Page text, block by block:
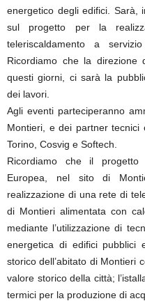
energetico degli edifici. Sarà,
sul progetto per la
teleriscaldamento a
Ricordiamo che la
questi giorni, ci sarà la
dei lavori.
Agli eventi parteciperanno
Montieri, e dei partner tecnici
Torino, Cosvig e Softech.
Ricordiamo che il progetto
Europea, nel sito di
realizzazione di una rete di
di Montieri alimentata con
mediante l’utilizzazione di
energetica di edifici pubblici
storico dell’abitato di Montieri
valore storico della città;
termici per la produzione di